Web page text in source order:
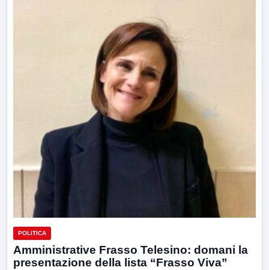
POLITICA
Amministrative Frasso Telesino: domani la
presentazione della lista “Frasso Viva”